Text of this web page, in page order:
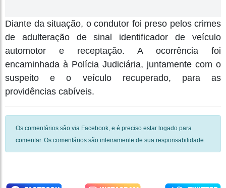
Diante da situação, o condutor foi preso pelos crimes
de adulteração de sinal identificador de veículo
automotor e receptação. A ocorrência foi
encaminhada à Polícia Judiciária, juntamente com o
suspeito e o veículo recuperado, para as
providências cabíveis.
Os comentários são via Facebook, e é preciso estar logado para
comentar. Os comentários são inteiramente de sua responsabilidade.